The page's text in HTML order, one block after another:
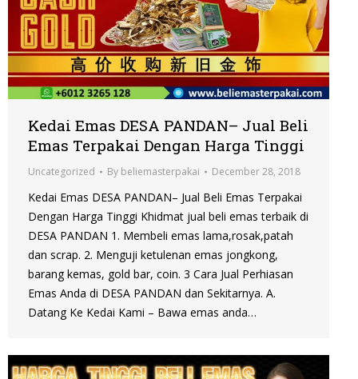
Kedai Emas DESA PANDAN– Jual Beli
Emas Terpakai Dengan Harga Tinggi
Uncategorized By beliemasterpakai December 28, 2018
Kedai Emas DESA PANDAN– Jual Beli Emas Terpakai
Dengan Harga Tinggi Khidmat jual beli emas terbaik di
DESA PANDAN 1. Membeli emas lama,rosak,patah
dan scrap. 2. Menguji ketulenan emas jongkong,
barang kemas, gold bar, coin. 3 Cara Jual Perhiasan
Emas Anda di DESA PANDAN dan Sekitarnya. A.
Datang Ke Kedai Kami – Bawa emas anda…